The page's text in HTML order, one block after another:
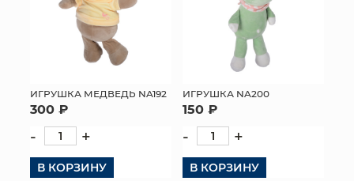
ИГРУШКА МЕДВЕДЬ NA192
300 ₽
- +
В КОРЗИНУ
ИГРУШКА NA200
150 ₽
- +
В КОРЗИНУ